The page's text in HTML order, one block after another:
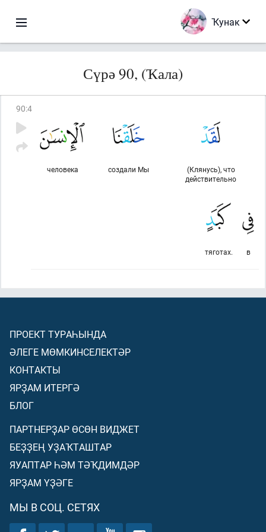
Ҡунак
Сүрә 90, (Ҡала)
90:4
(Клянусь), что
действительно
создали Мы
человека
в
тяготах.
ПРОЕКТ ТУРАҺЫНДА
ӘЛЕГЕ МӨМКИНСЕЛЕКТӘР
КОНТАКТЫ
ЯРҘАМ ИТЕРГӘ
БЛОГ
ПАРТНЕРҘАР ӨСӨН ВИДЖЕТ
БЕҘҘЕҢ УҘАҠТАШТАР
ЯУАПТАР ҺӘМ ТӘҠДИМДӘР
ЯРҘАМ ҮҘӘГЕ
МЫ В СОЦ. СЕТЯХ